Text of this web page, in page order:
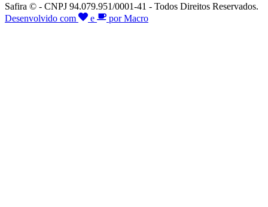
Safira © - CNPJ 94.079.951/0001-41 - Todos Direitos Reservados.
Desenvolvido com
e por Macro